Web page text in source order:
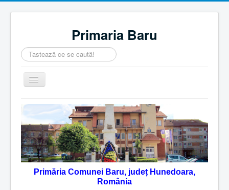
Primaria Baru
Căutare
...
Comută
navigarea
Home
Despre noi
Noutăţi
Contact
Servicii Online
Primăria Comunei Baru, județ Hunedoara,
România